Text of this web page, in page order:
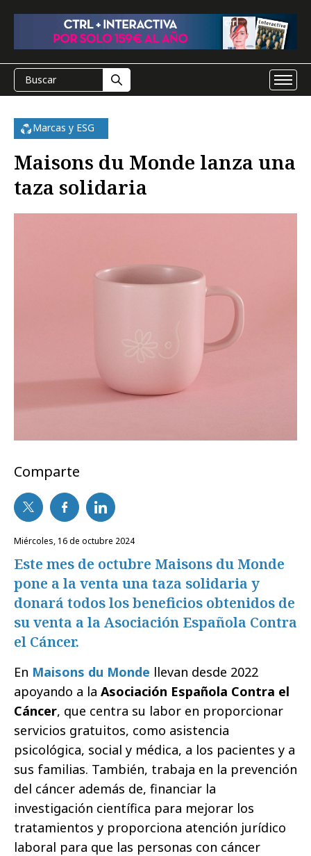
Marcas y ESG
Maisons du Monde lanza una
taza solidaria
Comparte
miércoles, 16 de octubre 2024
Este mes de octubre Maisons du Monde
pone a la venta una taza solidaria y
donará todos los beneficios obtenidos de
su venta a la Asociación Española Contra
el Cáncer.
En Maisons du Monde llevan desde 2022
apoyando a la Asociación Española Contra el
Cáncer, que centra su labor en proporcionar
servicios gratuitos, como asistencia
psicológica, social y médica, a los pacientes y a
sus familias. También, trabaja en la prevención
del cáncer además de, financiar la
investigación científica para mejorar los
tratamientos y proporciona atención jurídico
laboral para que las personas con cáncer